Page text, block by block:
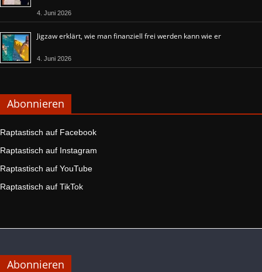
4. Juni 2026
Jigzaw erklärt, wie man finanziell frei werden kann wie er
4. Juni 2026
Abonnieren
Raptastisch auf Facebook
Raptastisch auf Instagram
Raptastisch auf YouTube
Raptastisch auf TikTok
Abonnieren